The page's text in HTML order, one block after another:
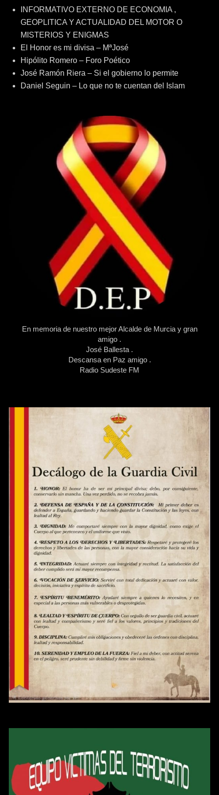
INFORMATIVO EXTERNO DE ECONOMIA ,
GEOPLITICA Y ACTUALIDAD DEL MOTOR O
MISTERIOS Y ENIGMAS
El Honor es mi divisa – MªJosé
Hipólito Romero – Foro Poético
José Ramón Riera – Si el gobierno lo permite
Daniel Seguin – Lo que no te cuentan del Islam
En memoria de nuestro mejor Alcalde de Murcia y gran
amigo .
José Ballesta .
Descansa en Paz amigo .
Radio Sudeste FM